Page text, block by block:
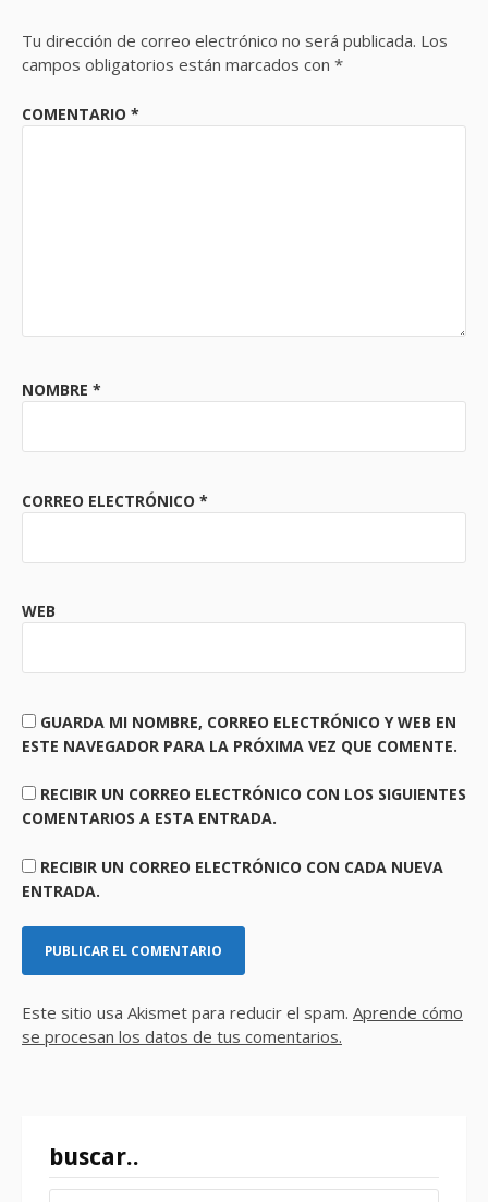
Tu dirección de correo electrónico no será publicada. Los
campos obligatorios están marcados con *
COMENTARIO *
NOMBRE *
CORREO ELECTRÓNICO *
WEB
GUARDA MI NOMBRE, CORREO ELECTRÓNICO Y WEB EN
ESTE NAVEGADOR PARA LA PRÓXIMA VEZ QUE COMENTE.
RECIBIR UN CORREO ELECTRÓNICO CON LOS SIGUIENTES
COMENTARIOS A ESTA ENTRADA.
RECIBIR UN CORREO ELECTRÓNICO CON CADA NUEVA
ENTRADA.
Este sitio usa Akismet para reducir el spam. Aprende cómo
se procesan los datos de tus comentarios.
buscar..